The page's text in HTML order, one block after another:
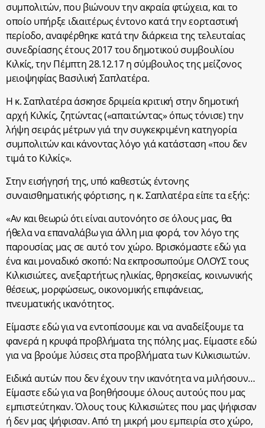
συμπολιτών, που βιώνουν την ακραία φτώχεια, και το
οποίο υπήρξε ιδιαιτέρως έντονο κατά την εορταστική
περίοδο, αναφέρθηκε κατά την διάρκεια της τελευταίας
συνεδρίασης έτους 2017 του δημοτικού συμβουλίου
Κιλκίς, την Πέμπτη 28.12.17 η σύμβουλος της μείζονος
μειοψηφίας Βασιλική Σαπλατέρα.
Η κ. Σαπλατέρα άσκησε δριμεία κριτική στην δημοτική
αρχή Κιλκίς, ζητώντας («απαιτώντας» όπως τόνισε) την
λήψη σειράς μέτρων γιά την συγκεκριμένη κατηγορία
συμπολιτών και κάνοντας λόγο γιά κατάσταση «που δεν
τιμά το Κιλκίς».
Στην εισήγησή της, υπό καθεστώς έντονης
συναισθηματικής φόρτισης, η κ. Σαπλατέρα είπε τα εξής:
«Αν και θεωρώ ότι είναι αυτονόητο σε όλους μας, θα
ήθελα να επαναλάβω για άλλη μια φορά, τον λόγο της
παρουσίας μας σε αυτό τον χώρο. Βρισκόμαστε εδώ για
ένα και μοναδικό σκοπό: Να εκπροσωπούμε ΟΛΟΥΣ τους
Κιλκισιώτες, ανεξαρτήτως ηλικίας, θρησκείας, κοινωνικής
θέσεως, μορφώσεως, οικονομικής επιφάνειας,
πνευματικής ικανότητος.
Είμαστε εδώ για να εντοπίσουμε και να αναδείξουμε τα
φανερά η κρυφά προβλήματα της πόλης μας. Είμαστε εδώ
για να βρούμε λύσεις στα προβλήματα των Κιλκισιωτών.
Ειδικά αυτών που δεν έχουν την ικανότητα να μιλήσουν…
Είμαστε εδώ για να βοηθήσουμε όλους αυτούς που μας
εμπιστεύτηκαν. Όλους τους Κιλκισιώτες που μας ψήφισαν
ή δεν μας ψήφισαν. Από τη μικρή μου εμπειρία στο χώρο,